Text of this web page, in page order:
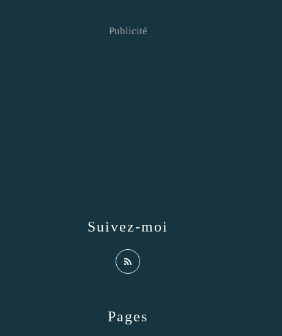
Pages
Suivez-moi
Publicité